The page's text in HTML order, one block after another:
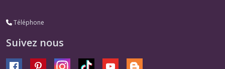
Téléphone
Suivez nous